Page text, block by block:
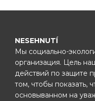
NESEHNUTÍ
Мы социально-
организация. Цель
действий по защите
том, чтобы показать,
основыванном на